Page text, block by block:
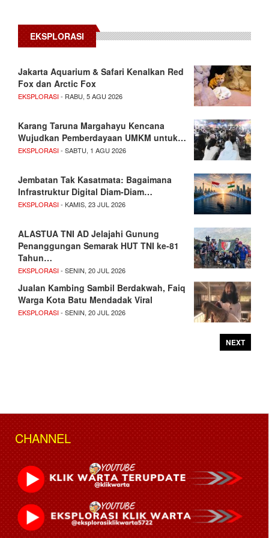
EKSPLORASI
Jakarta Aquarium & Safari Kenalkan Red
Fox dan Arctic Fox
EKSPLORASI- RABU, 5 AGU 2026
Karang Taruna Margahayu Kencana
Wujudkan Pemberdayaan UMKM untuk…
EKSPLORASI- SABTU, 1 AGU 2026
Jembatan Tak Kasatmata: Bagaimana
Infrastruktur Digital Diam-Diam…
EKSPLORASI- KAMIS, 23 JUL 2026
ALASTUA TNI AD Jelajahi Gunung
Penanggungan Semarak HUT TNI ke-81
Tahun…
EKSPLORASI- SENIN, 20 JUL 2026
Jualan Kambing Sambil Berdakwah, Faiq
Warga Kota Batu Mendadak Viral
EKSPLORASI- SENIN, 20 JUL 2026
NEXT
CHANNEL